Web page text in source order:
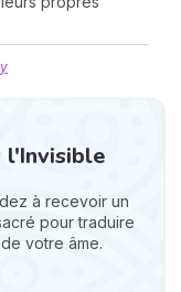
l'Invisible
à recevoir un
pour traduire
votre âme.